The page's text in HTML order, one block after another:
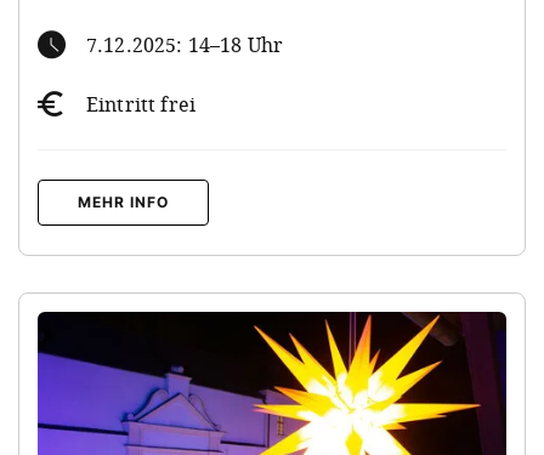
7.12.2025: 14–18 Uhr
Eintritt frei
MEHR INFO